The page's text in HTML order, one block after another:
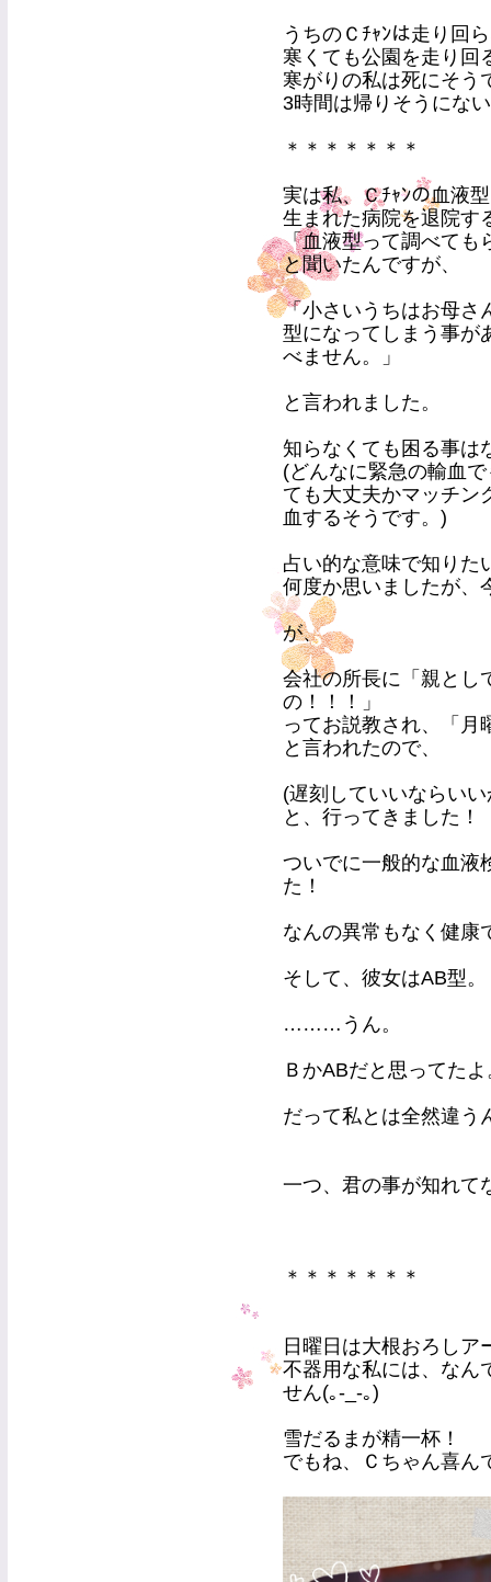
うちのＣﾁｬﾝは走り回
寒くても公園を走り回
寒がりの私は死にそ
3時間は帰りそうに
＊＊＊＊＊＊＊
実は私、Ｃﾁｬﾝの血液
生まれた病院を退院す
「血液型って調べても
と聞いたんですが、
「小さいうちはお母さ
型になってしまう事が
べません。」
と言われました。
知らなくても困る事は
(どんなに緊急の輸血
ても大丈夫かマッチン
血するそうです。)
占い的な意味で知りた
何度か思いましたが、
が、
会社の所長に「親とし
の！！！」
ってお説教され、「月
と言われたので、
(遅刻していいなら
と、行ってきました！
ついでに一般的な血液
た！
なんの異常もなく健康
そして、彼女はAB型。
………うん。
ＢかABだと思ってたよ
だって私とは全然違う
一つ、君の事が知れて
＊＊＊＊＊＊＊
日曜日は大根おろしア
不器用な私には、なん
せん(｡-_-｡)
雪だるまが精一杯！
でもね、Ｃちゃん喜ん